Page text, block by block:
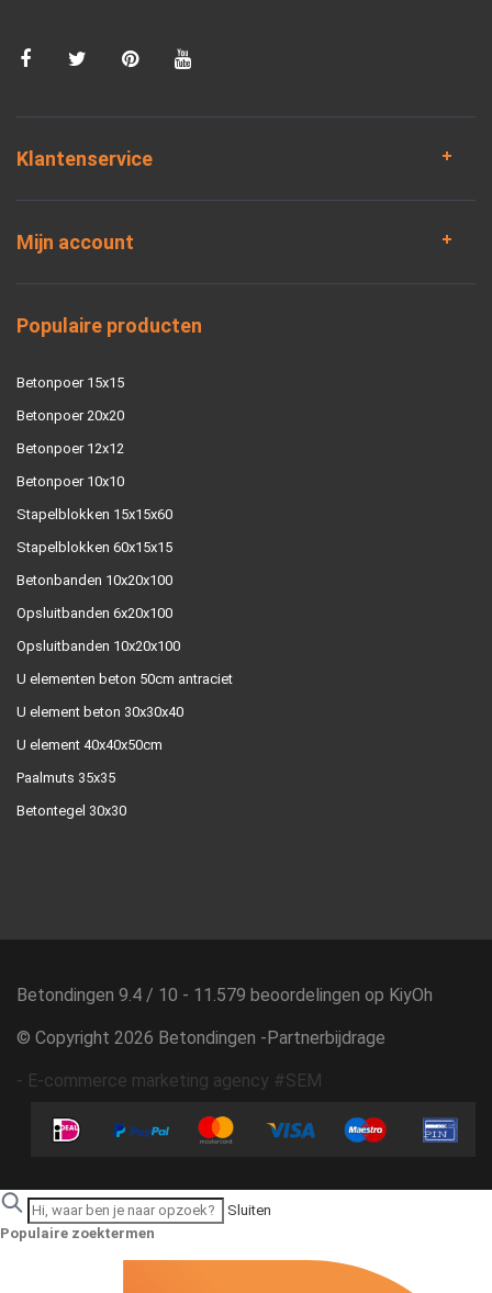
Klantenservice
Mijn account
Populaire producten
Betonpoer 15x15
Betonpoer 20x20
Betonpoer 12x12
Betonpoer 10x10
Stapelblokken 15x15x60
Stapelblokken 60x15x15
Betonbanden 10x20x100
Opsluitbanden 6x20x100
Opsluitbanden 10x20x100
U elementen beton 50cm antraciet
U element beton 30x30x40
U element 40x40x50cm
Paalmuts 35x35
Betontegel 30x30
Betondingen 9.4 / 10 - 11.579 beoordelingen op KiyOh
© Copyright 2026 Betondingen - Partnerbijdrage
- E-commerce marketing agency #SEM
Sluiten
Populaire zoektermen